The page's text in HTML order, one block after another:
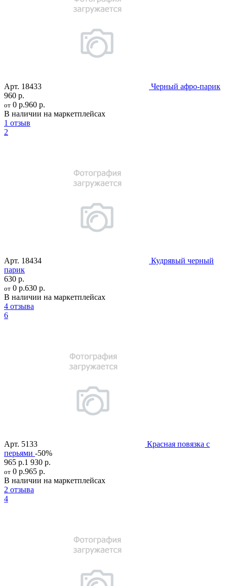
Арт. 18433
Черный афро-парик
960 р.
от 0 р.960 р.
В наличии на маркетплейсах
1 отзыв
2
Арт. 18434
Кудрявый черный
парик
630 р.
от 0 р.630 р.
В наличии на маркетплейсах
4 отзыва
6
Арт. 5133
Красная повязка с
перьями -50%
965 р.1 930 р.
от 0 р.965 р.
В наличии на маркетплейсах
2 отзыва
4